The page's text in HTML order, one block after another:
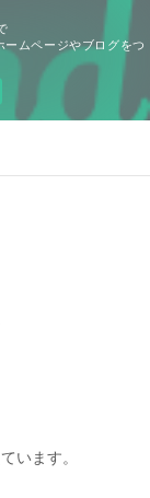
ームページやブログをつ
います。